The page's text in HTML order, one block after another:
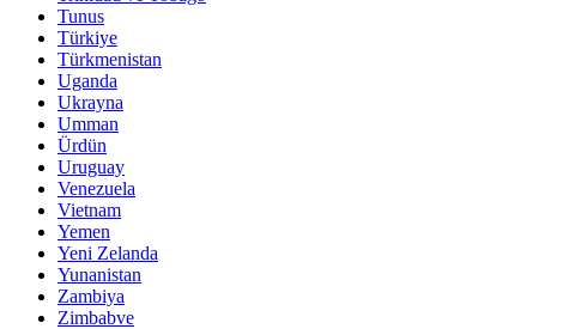
Tunus
Türkiye
Türkmenistan
Uganda
Ukrayna
Umman
Ürdün
Uruguay
Venezuela
Vietnam
Yemen
Yeni Zelanda
Yunanistan
Zambiya
Zimbabve